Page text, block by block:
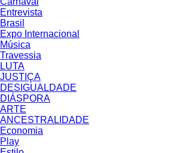
Entrevista
Brasil
Expo Internacional
Música
Travessia
LUTA
JUSTIÇA
DESIGUALDADE
DIÁSPORA
ARTE
ANCESTRALIDADE
Economia
Play